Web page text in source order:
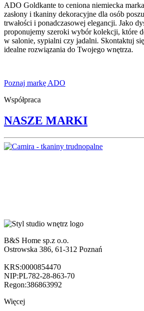
ADO Goldkante to ceniona niemiecka
zasłony i tkaniny dekoracyjne dla osób
trwałości i ponadczasowej elegancji. Jako
proponujemy szeroki wybór kolekcji, które
w salonie, sypialni czy jadalni. Skontaktuj
idealne rozwiązania do Twojego wnętrza.
Poznaj markę ADO
Współpraca
NASZE MARKI
B&S Home sp.z o.o.
Ostrowska 386, 61-312 Poznań
KRS:0000854470
NIP:PL782-28-863-70
Regon:386863992
Więcej